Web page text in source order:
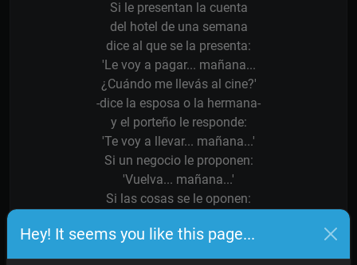
Hey! It seems you like this page...
Si le presentan la cuenta
del hotel de una semana
dice al que se la presenta:
'Le voy a pagar... mañana...
¿Cuándo me llevás al cine?'
-dice la esposa o la hermana-
y el porteño le responde:
'Te voy a llevar... mañana...'
Si un negocio le proponen:
'Vuelva... mañana...'
Si las cosas se le oponen:
Si un trabajo le aparece:
'Lo haré... mañana...'